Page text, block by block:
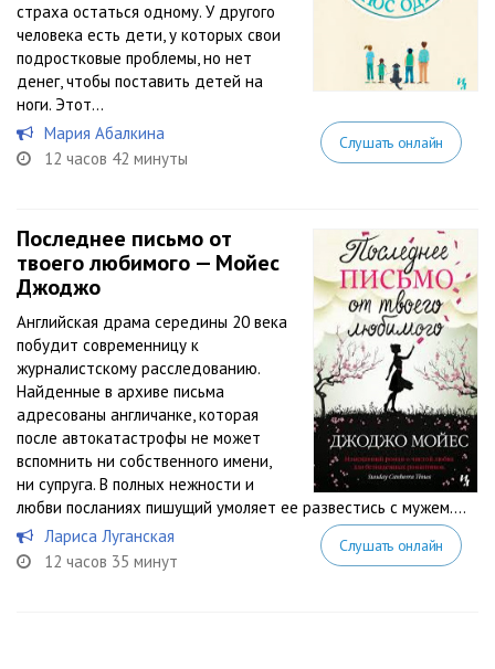
страха остаться одному. У другого
человека есть дети, у которых свои
подростковые проблемы, но нет
денег, чтобы поставить детей на
ноги. Этот...
Мария Абалкина
12 часов 42 минуты
Слушать онлайн
Последнее письмо от
твоего любимого — Мойес
Джоджо
Английская драма середины 20 века
побудит современницу к
журналистскому расследованию.
Найденные в архиве письма
адресованы англичанке, которая
после автокатастрофы не может
вспомнить ни собственного имени,
ни супруга. В полных нежности и
любви посланиях пишущий умоляет ее развестись с мужем....
Лариса Луганская
12 часов 35 минут
Слушать онлайн